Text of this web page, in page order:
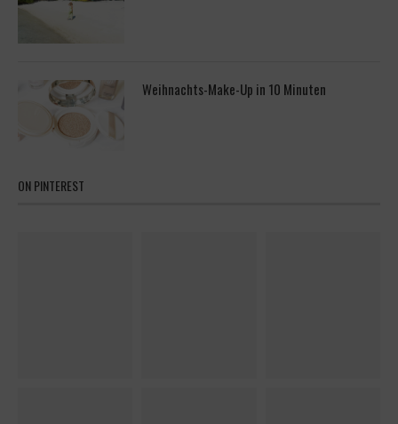
Weihnachts-Make-Up in 10 Minuten
ON PINTEREST